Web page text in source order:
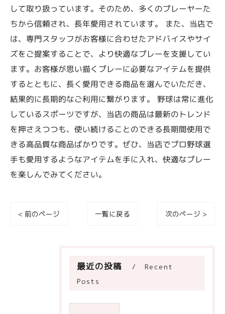
して取り扱っています。そのため、多くのプレーヤーた
ちから信頼され、長年愛用されています。 また、当店で
は、専門スタッフがお客様に合わせたアドバイスやサイ
ズをご提案することで、より快適なプレーを支援してい
ます。お客様が思い描くプレーに必要なアイテムを提供
するとともに、長く愛用できる商品を選んでいただき、
結果的に長期的なご利用に繋がります。 野球は常に進化
しているスポーツですが、当店の商品は最新のトレンド
を押さえつつも、使い続けることのできる長期間使用で
きる高品質な商品ばかりです。ぜひ、当店でプロ野球選
手も愛用するようなアイテムを手に入れ、快適なプレー
を楽しんでみてください。
< 前のページ 一覧に戻る 次のページ >
最近の投稿
Recent
Posts